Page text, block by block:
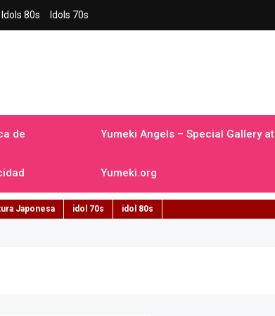
Idols 80s Idols 70s
de Yumeki Angels – Special Gallery at
Yumeki.org
Japonesa idol 70s idol 80s